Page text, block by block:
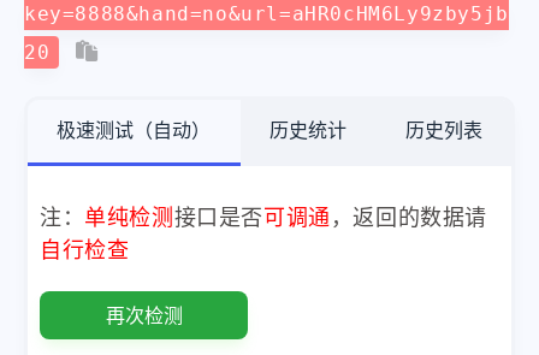
key=8888&hand=no&url=aHR0cHM6Ly9zby5jb
20
极速测试（自动） 历史统计 历史列表
注： 单纯检测 接口是否 可调通 ，返回的数据请
自行检查
再次检测